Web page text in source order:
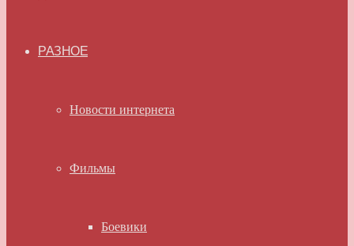
РАЗНОЕ
Новости интернета
Фильмы
Боевики